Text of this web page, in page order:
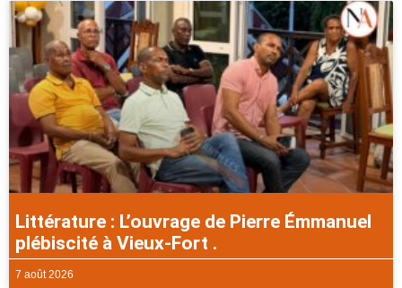
Littérature : L’ouvrage de Pierre Émmanuel
plébiscité à Vieux-Fort .
7 août 2026